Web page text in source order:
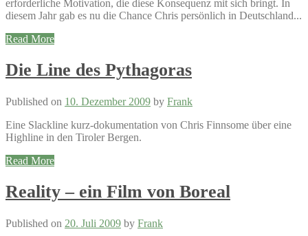
erforderliche Motivation, die diese Konsequenz mit sich bringt. In
diesem Jahr gab es nu die Chance Chris persönlich in Deutschland...
Read More
Die Line des Pythagoras
Published on 10. Dezember 2009 by Frank
Eine Slackline kurz-dokumentation von Chris Finnsome über eine
Highline in den Tiroler Bergen.
Read More
Reality – ein Film von Boreal
Published on 20. Juli 2009 by Frank